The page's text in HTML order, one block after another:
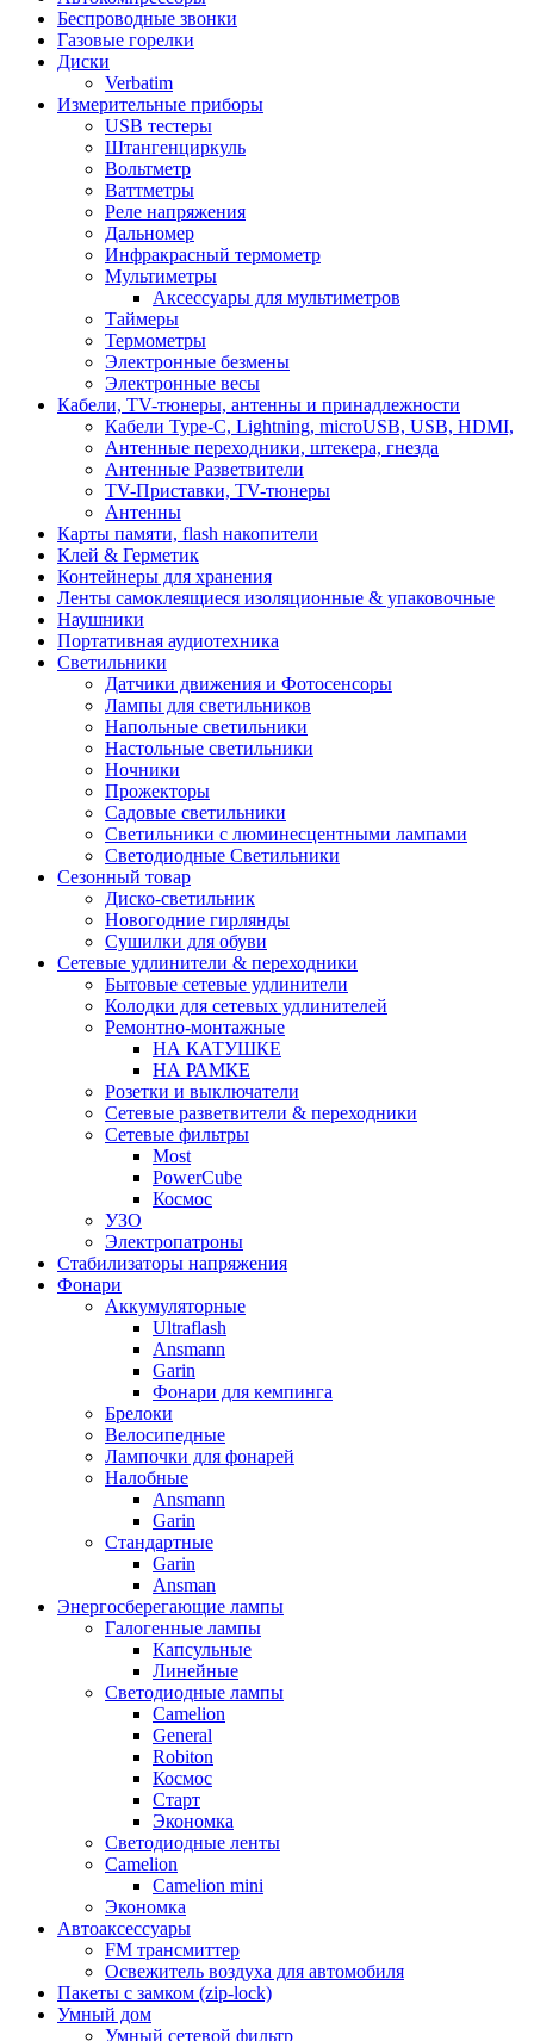
Беспроводные звонки
Газовые горелки
Диски
Verbatim
Измерительные приборы
USB тестеры
Штангенциркуль
Вольтметр
Ваттметры
Реле напряжения
Дальномер
Инфракрасный термометр
Мультиметры
Аксессуары для мультиметров
Таймеры
Термометры
Электронные безмены
Электронные весы
Кабели, TV-тюнеры, антенны и принадлежности
Кабели Type-C, Lightning, microUSB, USB, HDMI,
Антенные переходники, штекера, гнезда
Антенные Разветвители
TV-Приставки, TV-тюнеры
Антенны
Карты памяти, flash накопители
Клей & Герметик
Контейнеры для хранения
Ленты самоклеящиеся изоляционные & упаковочные
Наушники
Портативная аудиотехника
Светильники
Датчики движения и Фотосенсоры
Лампы для светильников
Напольные светильники
Настольные светильники
Ночники
Прожекторы
Садовые светильники
Светильники с люминесцентными лампами
Светодиодные Светильники
Сезонный товар
Диско-светильник
Новогодние гирлянды
Сушилки для обуви
Сетевые удлинители & переходники
Бытовые сетевые удлинители
Колодки для сетевых удлинителей
Ремонтно-монтажные
НА КАТУШКЕ
НА РАМКЕ
Розетки и выключатели
Сетевые разветвители & переходники
Сетевые фильтры
Most
PowerCube
Космос
УЗО
Электропатроны
Стабилизаторы напряжения
Фонари
Аккумуляторные
Ultraflash
Ansmann
Garin
Фонари для кемпинга
Брелоки
Велосипедные
Лампочки для фонарей
Налобные
Ansmann
Garin
Стандартные
Garin
Ansman
Энергосберегающие лампы
Галогенные лампы
Капсульные
Линейные
Светодиодные лампы
Camelion
General
Robiton
Космос
Старт
Экономка
Светодиодные ленты
Camelion
Camelion mini
Экономка
Автоаксессуары
FM трансмиттер
Освежитель воздуха для автомобиля
Пакеты с замком (zip-lock)
Умный дом
Умный сетевой фильтр